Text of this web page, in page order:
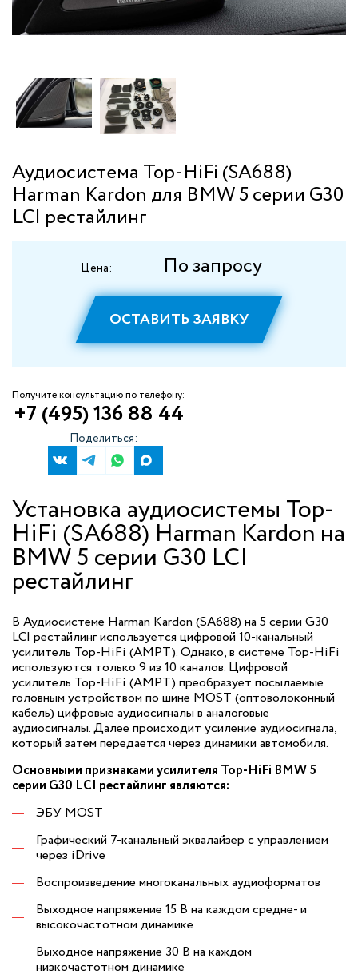
Аудиосистема Top-HiFi (SA688)
Harman Kardon для BMW 5 серии G30
LCI рестайлинг
Цена: По запросу
ОСТАВИТЬ ЗАЯВКУ
Получите консультацию по телефону:
+7 (495) 136 88 44
Поделиться:
Установка аудиосистемы Top-
HiFi (SA688) Harman Kardon на
BMW 5 серии G30 LCI
рестайлинг
В Аудиосистеме Harman Kardon (SA688) на 5 серии G30
LCI рестайлинг используется цифровой 10-канальный
усилитель Top-HiFi (AMPT). Однако, в системе Top-HiFi
используются только 9 из 10 каналов. Цифровой
усилитель Top-HiFi (AMPT) преобразует посылаемые
головным устройством по шине MOST (оптоволоконный
кабель) цифровые аудиосигналы в аналоговые
аудиосигналы. Далее происходит усиление аудиосигнала,
который затем передается через динамики автомобиля.
Основными признаками усилителя Top-HiFi BMW 5
серии G30 LCI рестайлинг являются:
ЭБУ MOST
Графический 7-канальный эквалайзер с управлением
через iDrive
Воспроизведение многоканальных аудиоформатов
Выходное напряжение 15 В на каждом средне- и
высокочастотном динамике
Выходное напряжение 30 В на каждом
низкочастотном динамике